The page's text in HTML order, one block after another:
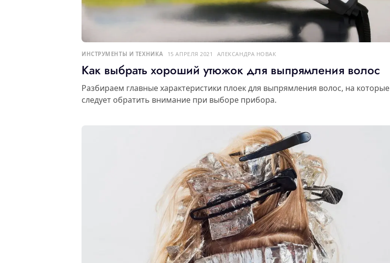
ИНСТРУМЕНТЫ И ТЕХНИКА 15 АПРЕЛЯ 2021 АЛЕКСАНДРА НОВАК
Как выбрать хороший утюжок для выпрямления волос
Разбираем главные характеристики плоек для выпрямления волос, на которые
следует обратить внимание при выборе прибора.